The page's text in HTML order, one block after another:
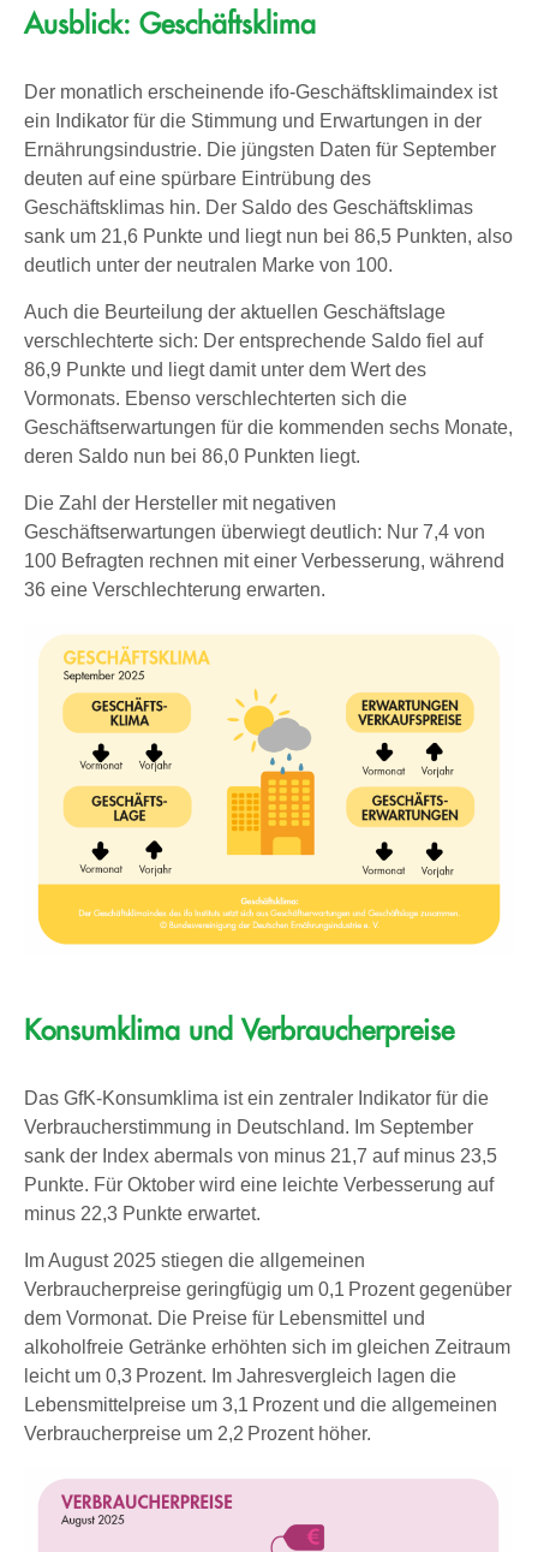
Ausblick: Geschäftsklima
Der monatlich erscheinende ifo-Geschäftsklimaindex ist
ein Indikator für die Stimmung und Erwartungen in der
Ernährungsindustrie. Die jüngsten Daten für September
deuten auf eine spürbare Eintrübung des
Geschäftsklimas hin. Der Saldo des Geschäftsklimas
sank um 21,6 Punkte und liegt nun bei 86,5 Punkten, also
deutlich unter der neutralen Marke von 100.
Auch die Beurteilung der aktuellen Geschäftslage
verschlechterte sich: Der entsprechende Saldo fiel auf
86,9 Punkte und liegt damit unter dem Wert des
Vormonats. Ebenso verschlechterten sich die
Geschäftserwartungen für die kommenden sechs Monate,
deren Saldo nun bei 86,0 Punkten liegt.
Die Zahl der Hersteller mit negativen
Geschäftserwartungen überwiegt deutlich: Nur 7,4 von
100 Befragten rechnen mit einer Verbesserung, während
36 eine Verschlechterung erwarten.
Konsumklima und Verbraucherpreise
Das GfK-Konsumklima ist ein zentraler Indikator für die
Verbraucherstimmung in Deutschland. Im September
sank der Index abermals von minus 21,7 auf minus 23,5
Punkte. Für Oktober wird eine leichte Verbesserung auf
minus 22,3 Punkte erwartet.
Im August 2025 stiegen die allgemeinen
Verbraucherpreise geringfügig um 0,1 Prozent gegenüber
dem Vormonat. Die Preise für Lebensmittel und
alkoholfreie Getränke erhöhten sich im gleichen Zeitraum
leicht um 0,3 Prozent. Im Jahresvergleich lagen die
Lebensmittelpreise um 3,1 Prozent und die allgemeinen
Verbraucherpreise um 2,2 Prozent höher.